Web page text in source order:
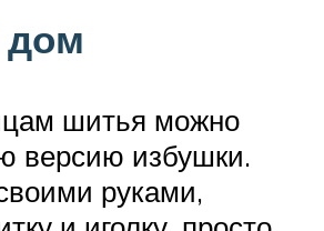
шитья можно
версию избушки.
руками,